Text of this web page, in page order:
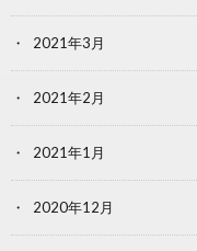
2021年3月
2021年2月
2021年1月
2020年12月